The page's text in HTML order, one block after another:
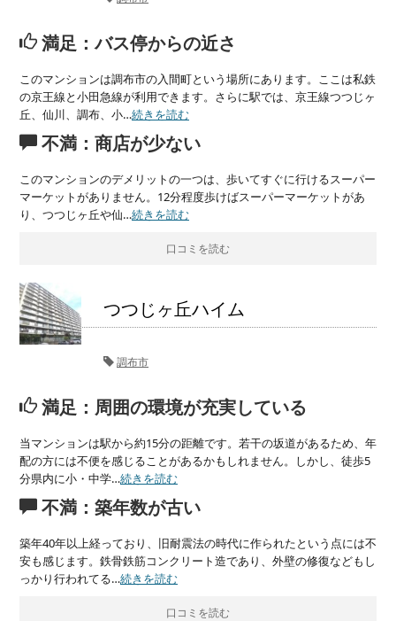
満足：バス停からの近さ
このマンションは調布市の入間町という場所にあります。ここは私鉄
の京王線と小田急線が利用できます。さらに駅では、京王線つつじヶ
丘、仙川、調布、小…続きを読む
不満：商店が少ない
このマンションのデメリットの一つは、歩いてすぐに行けるスーパー
マーケットがありません。12分程度歩けばスーパーマーケットがあ
り、つつじヶ丘や仙…続きを読む
口コミを読む
つつじヶ丘ハイム
調布市
満足：周囲の環境が充実している
当マンションは駅から約15分の距離です。若干の坂道があるため、年
配の方には不便を感じることがあるかもしれません。しかし、徒歩5
分県内に小・中学…続きを読む
不満：築年数が古い
築年40年以上経っており、旧耐震法の時代に作られたという点には不
安も感じます。鉄骨鉄筋コンクリート造であり、外壁の修復などもし
っかり行われてる…続きを読む
口コミを読む